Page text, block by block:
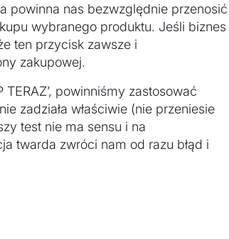
powinna nas bezwzględnie przenosić
wybranego produktu. Jeśli biznes
ten przycisk zawsze i
zakupowej.
TERAZ’, powinniśmy zastosować
zadziała właściwie (nie przeniesie
test nie ma sensu i na
twarda zwróci nam od razu błąd i